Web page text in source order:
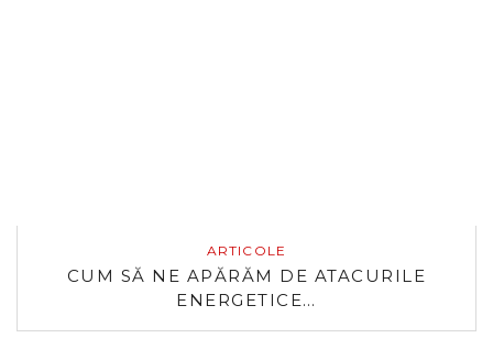
ARTICOLE
CUM SĂ NE APĂRĂM DE ATACURILE
ENERGETICE…